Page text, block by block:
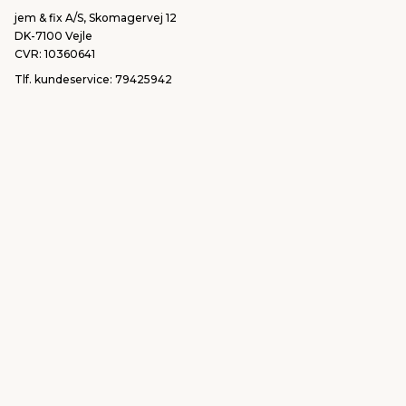
jem & fix A/S, Skomagervej 12
DK-7100 Vejle
CVR: 10360641
Tlf. kundeservice: 79425942